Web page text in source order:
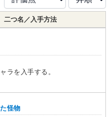
二つ名／入手方法
ラを入手する。
怪物